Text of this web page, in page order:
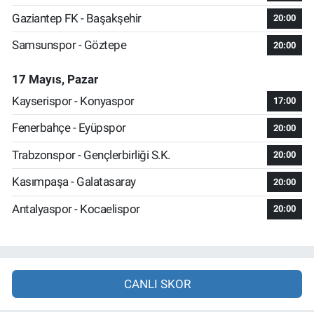
Gaziantep FK - Başakşehir 20:00
Samsunspor - Göztepe 20:00
17 Mayıs, Pazar
Kayserispor - Konyaspor
17:00
Fenerbahçe - Eyüpspor 20:00
Trabzonspor - Gençlerbirliği S.K. 20:00
Kasımpaşa - Galatasaray 20:00
Antalyaspor - Kocaelispor 20:00
CANLI SKOR